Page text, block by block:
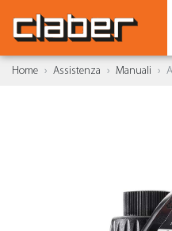
Home Assistenza Manuali